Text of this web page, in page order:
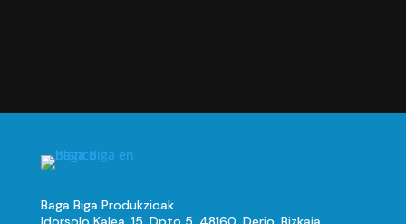
Baga Biga Produkzioak